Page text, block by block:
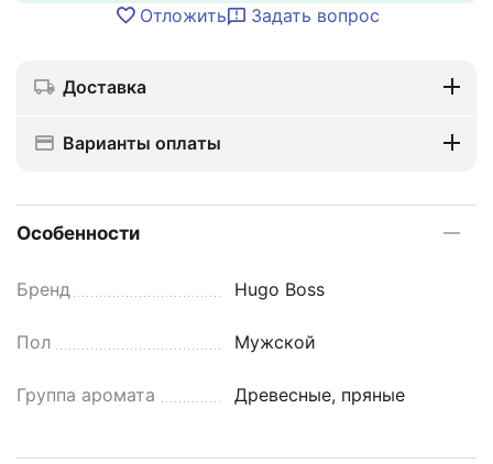
Отложить Задать вопрос
Доставка
Варианты оплаты
Особенности
Бренд Hugo Boss
Пол Мужской
Группа аромата Древесные, пряные